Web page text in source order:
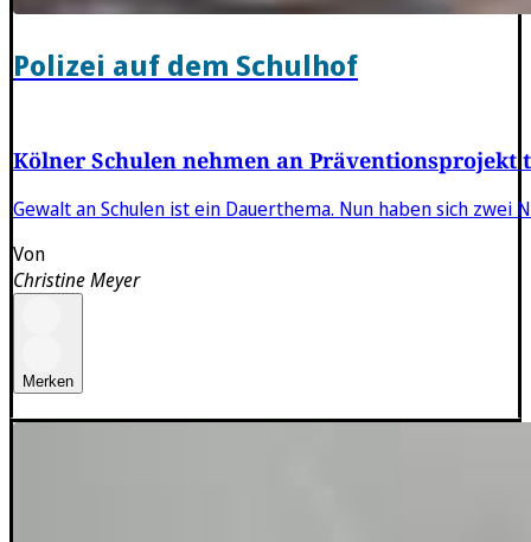
Polizei auf dem Schulhof
Kölner Schulen nehmen an Präventionsprojekt
Gewalt an Schulen ist ein Dauerthema. Nun haben sich
Von
Christine Meyer
Merken